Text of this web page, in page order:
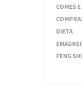
COMES
DIETA
FENG